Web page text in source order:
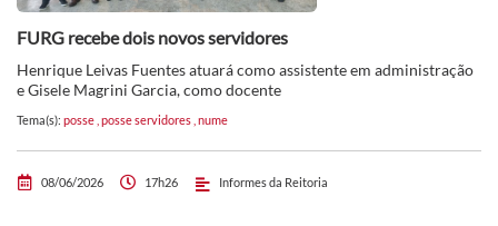
FURG recebe dois novos servidores
Henrique Leivas Fuentes atuará como assistente em administração
e Gisele Magrini Garcia, como docente
Tema(s): posse posse servidores nume
08/06/2026 17h26 Informes da Reitoria